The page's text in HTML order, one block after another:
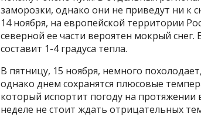
заморозки, однако они не приведут ни к
14 ноября, на европейской территории
северной ее части вероятен мокрый
составит 1-4 градуса тепла.
В пятницу, 15 ноября, немного
однако днем сохранятся плюсовые
который испортит погоду на
неделе не стоит ждать отрицательных